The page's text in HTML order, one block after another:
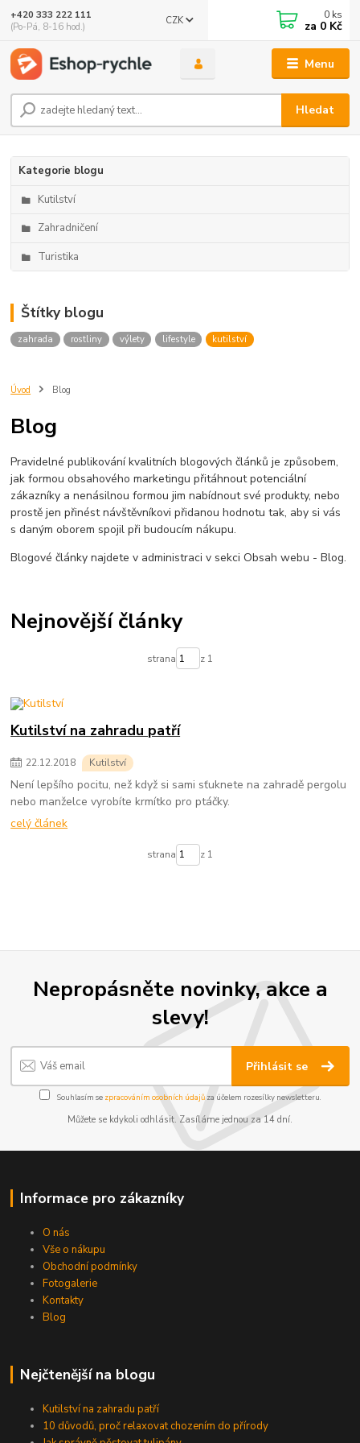
Menu
CZK
Hledat
+420 333 222 111
(Po-Pá, 8-16 hod.)
0 ks
za 0 Kč
Kategorie blogu
Kutilství
Zahradničení
Turistika
Štítky blogu
zahrada rostliny výlety lifestyle kutilství
Úvod Blog
Blog
Pravidelné publikování kvalitních blogových článků je způsobem,
jak formou obsahového marketingu přitáhnout potenciální
zákazníky a nenásilnou formou jim nabídnout své produkty, nebo
prostě jen přinést návštěvníkovi přidanou hodnotu tak, aby si vás
s daným oborem spojil při budoucím nákupu.
Blogové články najdete v administraci v sekci Obsah webu - Blog.
Nejnovější články
strana z 1
Kutilství na zahradu patří
22.12.2018 Kutilství
Není lepšího pocitu, než když si sami sťuknete na zahradě pergolu
nebo manželce vyrobíte krmítko pro ptáčky.
celý článek
strana z 1
Nepropásněte novinky, akce a
slevy!
Přihlásit se
Souhlasím se zpracováním osobních údajůza účelem rozesílky newsletteru.
Můžete se kdykoli odhlásit. Zasíláme jednou za 14 dní.
Informace pro zákazníky
O nás
Vše o nákupu
Obchodní podmínky
Fotogalerie
Kontakty
Blog
Nejčtenější na blogu
Kutilství na zahradu patří
10 důvodů, proč relaxovat chozením do přírody
🤖 Eshop-rychle AI Chatbot
DEMO ukázka integrace Chaterimo do platformy eshop-
Kontakty